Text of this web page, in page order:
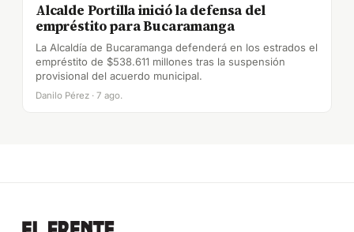
Alcalde Portilla inició la defensa del
empréstito para Bucaramanga
La Alcaldía de Bucaramanga defenderá en los estrados el
empréstito de $538.611 millones tras la suspensión
provisional del acuerdo municipal.
Danilo Pérez · 7 ago.